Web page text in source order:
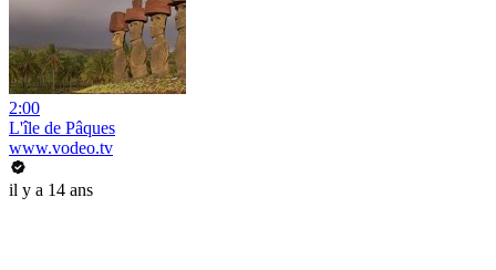
2:00
L'île de Pâques
www.vodeo.tv
il y a 14 ans